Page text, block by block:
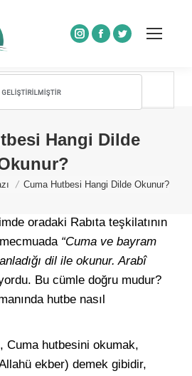
Instagram
Facebook
Twitter
Hangi Dilde
Cuma Hutbesi Hangi Dilde Okunur?
oradaki Rabıta teşkilatının
“Cuma ve bayram
dil ile okunur. Arabî
Bu cümle doğru mudur?
hutbe nasıl
Cuma hutbesini okumak,
ekber) demek gibidir,